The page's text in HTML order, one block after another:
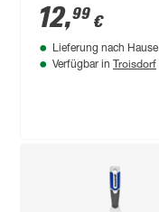
08
12,99 €
Lieferung nach Hause
Verfügbar in Troisdorf